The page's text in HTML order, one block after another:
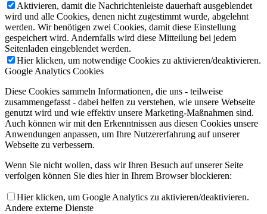
Aktivieren, damit die Nachrichtenleiste dauerhaft ausgeblendet
wird und alle Cookies, denen nicht zugestimmt wurde, abgelehnt
werden. Wir benötigen zwei Cookies, damit diese Einstellung
gespeichert wird. Andernfalls wird diese Mitteilung bei jedem
Seitenladen eingeblendet werden.
Hier klicken, um notwendige Cookies zu aktivieren/deaktivieren.
Google Analytics Cookies
Diese Cookies sammeln Informationen, die uns - teilweise
zusammengefasst - dabei helfen zu verstehen, wie unsere Webseite
genutzt wird und wie effektiv unsere Marketing-Maßnahmen sind.
Auch können wir mit den Erkenntnissen aus diesen Cookies unsere
Anwendungen anpassen, um Ihre Nutzererfahrung auf unserer
Webseite zu verbessern.
Wenn Sie nicht wollen, dass wir Ihren Besuch auf unserer Seite
verfolgen können Sie dies hier in Ihrem Browser blockieren:
Hier klicken, um Google Analytics zu aktivieren/deaktivieren.
Andere externe Dienste